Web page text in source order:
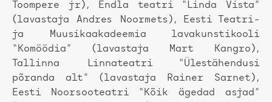
Toompere jr), Endla teatri “Linda Vista”
(lavastaja Andres Noormets), Eesti Teatri-
ja Muusikaakadeemia lavakunstikooli
“Komöödia” (lavastaja Mart Kangro),
Tallinna Linnateatri “Ülestähendusi
põranda alt” (lavastaja Rainer Sarnet),
Eesti Noorsooteatri “Kõik ägedad asjad”